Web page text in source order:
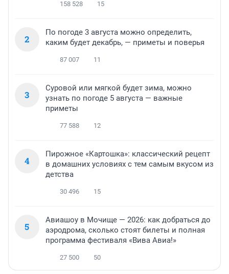
158 528 15
2
По погоде 3 августа можно определить,
каким будет декабрь, — приметы и поверья
87 007 11
3
Суровой или мягкой будет зима, можно
узнать по погоде 5 августа — важные
приметы
77 588 12
4
Пирожное «Картошка»: классический рецепт
в домашних условиях с тем самым вкусом из
детства
30 496 15
5
Авиашоу в Мочище — 2026: как добраться до
аэродрома, сколько стоят билеты и полная
программа фестиваля «Вива Авиа!»
27 500 50